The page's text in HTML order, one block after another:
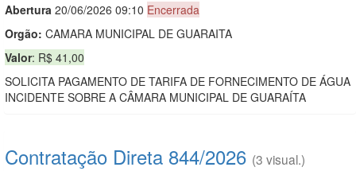
Abertura 20/06/2026 09:10 Encerrada
Orgão: CAMARA MUNICIPAL DE GUARAITA
Valor: R$ 41,00
SOLICITA PAGAMENTO DE TARIFA DE FORNECIMENTO DE ÁGUA
INCIDENTE SOBRE A CÂMARA MUNICIPAL DE GUARAÍTA
Contratação Direta 844/2026 (3 visual.)